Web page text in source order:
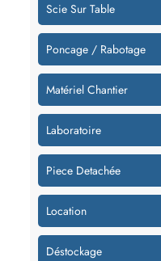
Scie Sur Table
Poncage / Rabotage
Matériel Chantier
Laboratoire
Piece Detachée
Location
Déstockage